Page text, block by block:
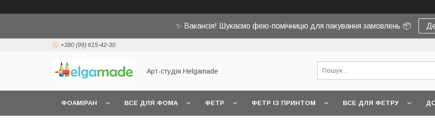
✨ Вакансія! Шукаємо фею-помічницю для пакування замовлень 📦
+380 (99) 615-42-30
Арт-студія Helgamade
ФОАМІРАН ВСЕ ДЛЯ ФОМА ФЕТР ФЕТР ІЗ ПРИНТОМ ВСЕ ДЛЯ ФЕТРУ